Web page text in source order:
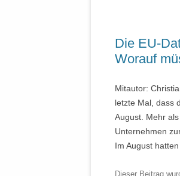
Die EU-
Worauf
Mitautor:
letzte Mal, dass
August. Mehr
Unternehmen
Im August
Dieser Beitrag